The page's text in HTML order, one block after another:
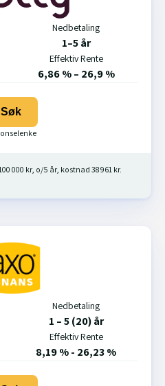
Nedbetaling
1–5 år
Effektiv Rente
6,86 % – 26,9 %
Søk
000 kr, o/5 år, kostnad 38 961 kr.
Nedbetaling
1 – 5 (20) år
Effektiv Rente
8,19 % - 26,23 %